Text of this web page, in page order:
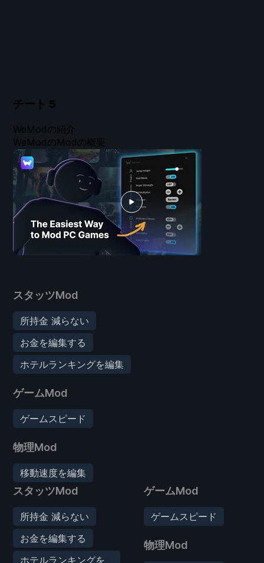
チート 5
スタッツMod
所持金 減らない
お金を編集する
ホテルランキングを編集
ゲームMod
ゲームスピード
物理Mod
移動速度を編集
スタッツMod
所持金 減らない
お金を編集する
ホテルランキングを
ゲームMod
ゲームスピード
物理Mod
WeModの紹介
WeModのModの概要